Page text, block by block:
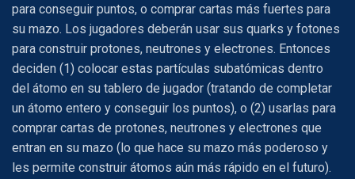
para conseguir puntos, o comprar cartas más fuertes para
su mazo. Los jugadores deberán usar sus quarks y fotones
para construir protones, neutrones y electrones. Entonces
deciden (1) colocar estas partículas subatómicas dentro
del átomo en su tablero de jugador (tratando de completar
un átomo entero y conseguir los puntos), o (2) usarlas para
comprar cartas de protones, neutrones y electrones que
entran en su mazo (lo que hace su mazo más poderoso y
les permite construir átomos aún más rápido en el futuro).